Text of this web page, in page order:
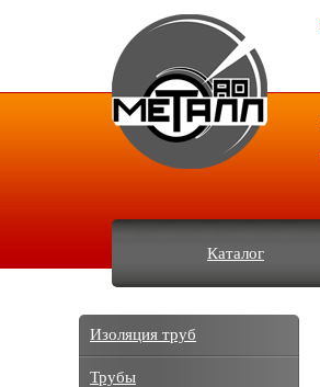
Каталог
Изоляция труб
Трубы